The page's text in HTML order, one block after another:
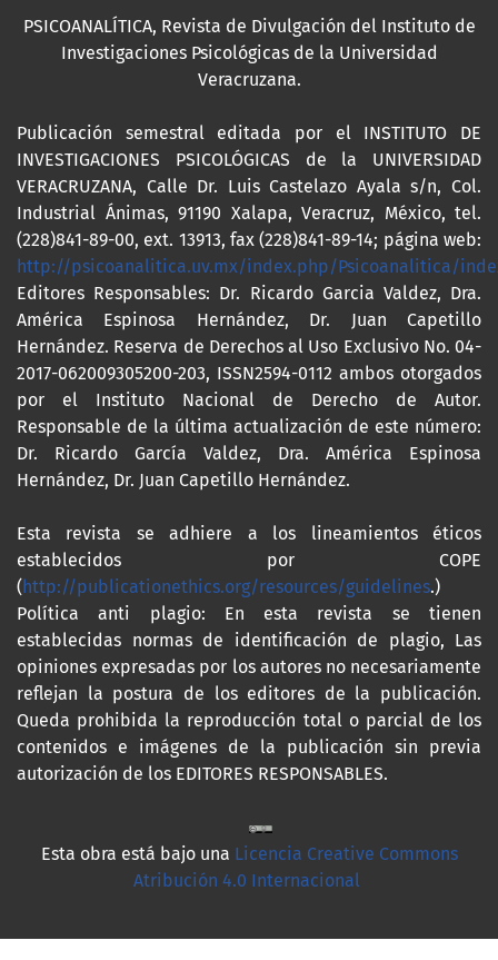
PSICOANALÍTICA, Revista de Divulgación del Instituto de
Investigaciones Psicológicas de la Universidad
Veracruzana.
Publicación semestral editada por el INSTITUTO DE
INVESTIGACIONES PSICOLÓGICAS de la UNIVERSIDAD
VERACRUZANA, Calle Dr. Luis Castelazo Ayala s/n, Col.
Industrial Ánimas, 91190 Xalapa, Veracruz, México, tel.
(228)841-89-00, ext. 13913, fax (228)841-89-14; página web:
http://psicoanalitica.uv.mx/index.php/Psicoanalitica/
Editores Responsables: Dr. Ricardo Garcia Valdez, Dra.
América Espinosa Hernández, Dr. Juan Capetillo
Hernández. Reserva de Derechos al Uso Exclusivo No. 04-
2017-062009305200-203, ISSN2594-0112 ambos otorgados
por el Instituto Nacional de Derecho de Autor.
Responsable de la última actualización de este número:
Dr. Ricardo García Valdez, Dra. América Espinosa
Hernández, Dr. Juan Capetillo Hernández.
Esta revista se adhiere a los lineamientos éticos
establecidos por COPE
( http://publicationethics.org/resources/guidelines.)
Política anti plagio: En esta revista se tienen
establecidas normas de identificación de plagio, Las
opiniones expresadas por los autores no necesariamente
reflejan la postura de los editores de la publicación.
Queda prohibida la reproducción total o parcial de los
contenidos e imágenes de la publicación sin previa
autorización de los EDITORES RESPONSABLES.
Esta obra está bajo una Licencia Creative Commons
Atribución 4.0 Internacional